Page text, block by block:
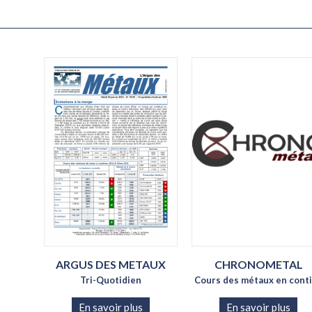
et mail
ARGUS DES METAUX
Tri-Quotidien
En savoir plus
CHRONOMETAL
Cours des métaux en
En savoir plus